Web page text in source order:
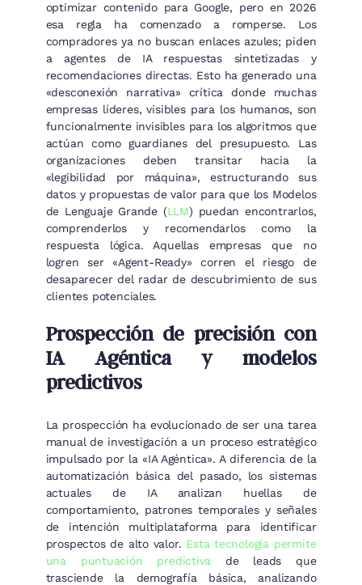
optimizar contenido para Google, pero en 2026
esa regla ha comenzado a romperse. Los
compradores ya no buscan enlaces azules; piden
a agentes de IA respuestas sintetizadas y
recomendaciones directas. Esto ha generado una
«desconexión narrativa» crítica donde muchas
empresas líderes, visibles para los humanos, son
funcionalmente invisibles para los algoritmos que
actúan como guardianes del presupuesto. Las
organizaciones deben transitar hacia la
«legibilidad por máquina», estructurando sus
datos y propuestas de valor para que los Modelos
de Lenguaje Grande (LLM) puedan encontrarlos,
comprenderlos y recomendarlos como la
respuesta lógica. Aquellas empresas que no
logren ser «Agent-Ready» corren el riesgo de
desaparecer del radar de descubrimiento de sus
clientes potenciales.
Prospección de precisión con
IA Agéntica y modelos
predictivos
La prospección ha evolucionado de ser una tarea
manual de investigación a un proceso estratégico
impulsado por la «IA Agéntica». A diferencia de la
automatización básica del pasado, los sistemas
actuales de IA analizan huellas de
comportamiento, patrones temporales y señales
de intención multiplataforma para identificar
prospectos de alto valor. Esta tecnología permite
una puntuación predictiva de leads que
trasciende la demografía básica, analizando